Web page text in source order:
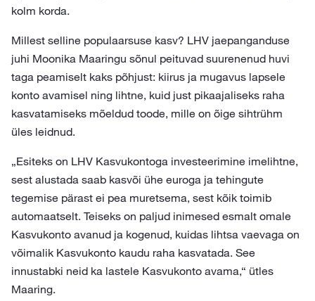
kolm korda.
Millest selline populaarsuse kasv? LHV jaepanganduse
juhi Moonika Maaringu sõnul peituvad suurenenud huvi
taga peamiselt kaks põhjust: kiirus ja mugavus lapsele
konto avamisel ning lihtne, kuid just pikaajaliseks raha
kasvatamiseks mõeldud toode, mille on õige sihtrühm
üles leidnud.
„Esiteks on LHV Kasvukontoga investeerimine imelihtne,
sest alustada saab kasvõi ühe euroga ja tehingute
tegemise pärast ei pea muretsema, sest kõik toimib
automaatselt. Teiseks on paljud inimesed esmalt omale
Kasvukonto avanud ja kogenud, kuidas lihtsa vaevaga on
võimalik Kasvukonto kaudu raha kasvatada. See
innustabki neid ka lastele Kasvukonto avama,“ ütles
Maaring.